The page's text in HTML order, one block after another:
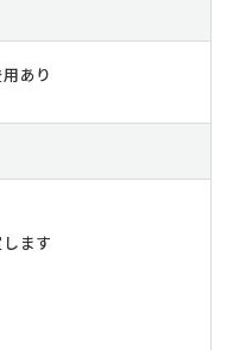
あり
ます